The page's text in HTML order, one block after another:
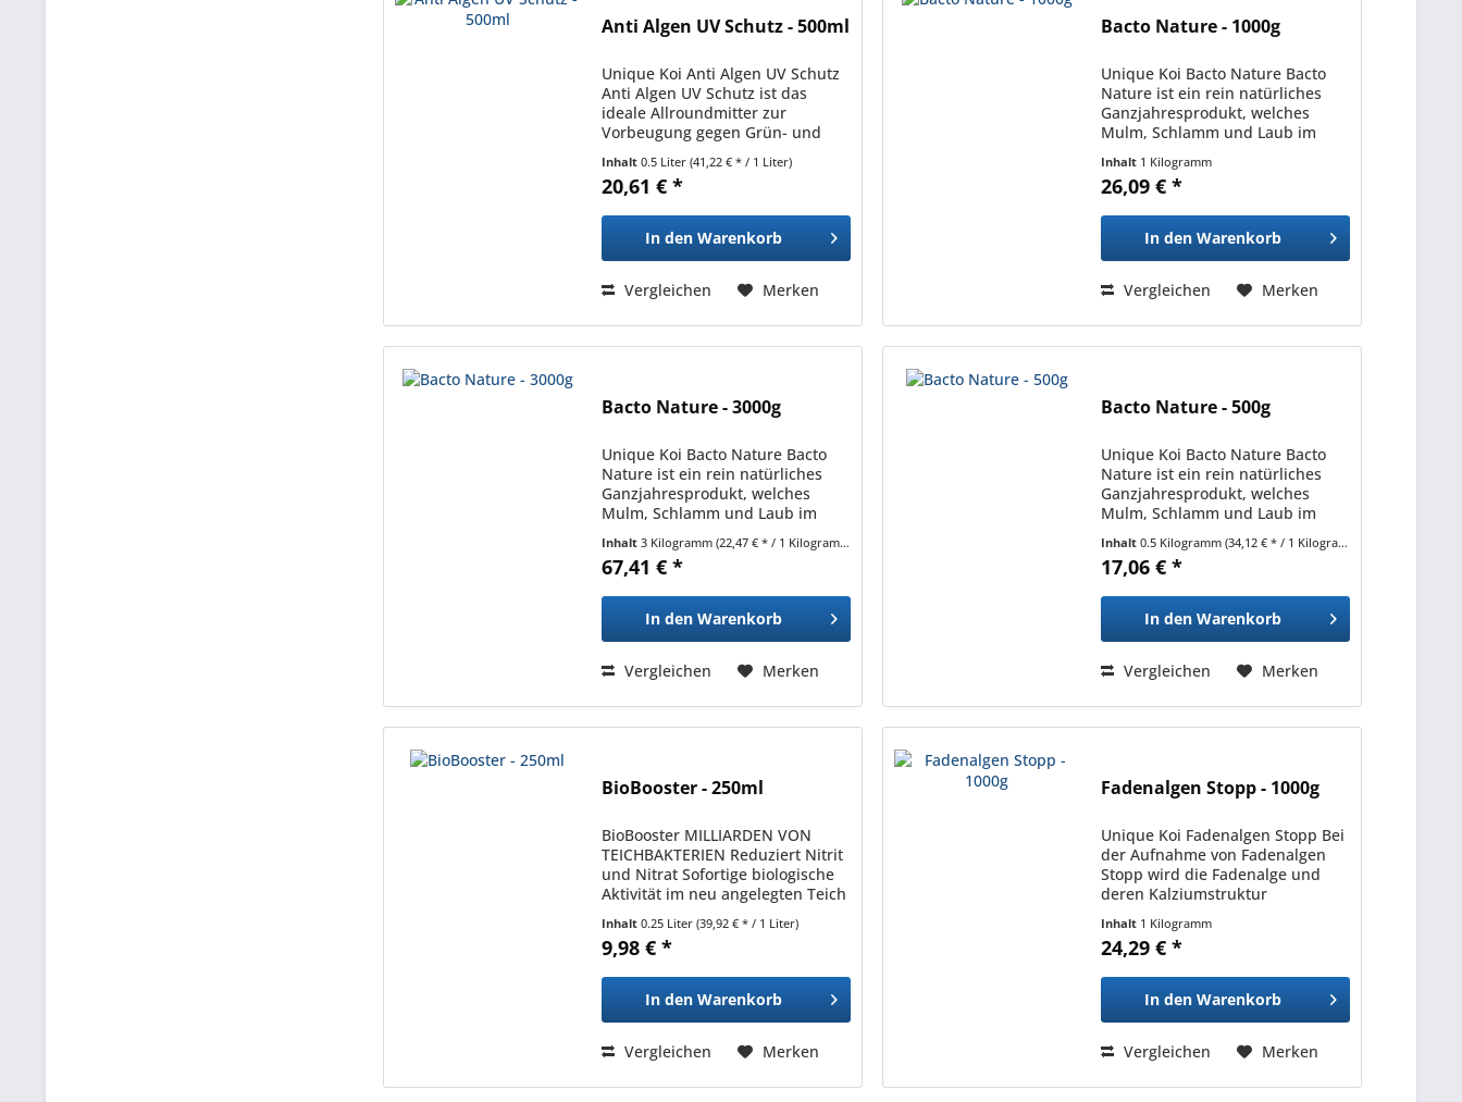
Anti Algen UV Schutz - 500ml
Unique Koi Anti Algen UV Schutz
Anti Algen UV Schutz ist das
ideale Allroundmitter zur
Vorbeugung gegen Grün- und
wird durch die Filterung des
Lichteinfalls mit Hilfe spezieller
Inhalt0.5 Liter(41,22 € * / 1 Liter)
20,61 € *
In den Warenkorb
Vergleichen Merken
Bacto Nature - 1000g
Unique Koi Bacto Nature Bacto
Nature ist ein rein natürliches
Ganzjahresprodukt, welches
Mulm, Schlamm und Laub im
abbaut. Enthaltene
trübungsbindende Pflegestoffe
sorgen im Sommer...
Inhalt 1 Kilogramm
26,09 € *
In den Warenkorb
Vergleichen Merken
Bacto Nature - 3000g
Unique Koi Bacto Nature Bacto
Nature ist ein rein natürliches
Ganzjahresprodukt, welches
Mulm, Schlamm und Laub im
Frühjahr und Herbst schnell
abbaut. Enthaltene
trübungsbindende Pflegestoffe
und Sauerstoffkomponenten
sorgen im Sommer...
Inhalt3 Kilogramm(22,47 € * / 1 Kilogramm)
67,41 € *
In den Warenkorb
Vergleichen Merken
Bacto Nature - 500g
Unique Koi Bacto Nature Bacto
Nature ist ein rein natürliches
Ganzjahresprodukt, welches
Mulm, Schlamm und Laub im
Frühjahr und Herbst schnell
abbaut. Enthaltene
trübungsbindende Pflegestoffe
und Sauerstoffkomponenten
sorgen im Sommer...
Inhalt0.5 Kilogramm(34,12 € * / 1 Kilogramm)
17,06 € *
In den Warenkorb
Vergleichen Merken
BioBooster - 250ml
BioBooster MILLIARDEN VON
TEICHBAKTERIEN Reduziert Nitrit
und Nitrat Sofortige biologische
Aktivität im neu angelegten Teich
Unterstützt stark belastete
Filtersysteme Rein biologisch
BioBooster enthält
hochspezialisierte...
Inhalt0.25 Liter(39,92 € * / 1 Liter)
9,98 € *
In den Warenkorb
Vergleichen Merken
Fadenalgen Stopp - 1000g
Unique Koi Fadenalgen Stopp Bei
der Aufnahme von Fadenalgen
Stopp wird die Fadenalge und
deren Kalziumstruktur
(verantwortlich f. d. Abgabe der
Sporen) zerstört. Werden keine
Algensporen mehr abgegeben,
wird die Algenvermehrung...
Inhalt 1 Kilogramm
24,29 € *
In den Warenkorb
Vergleichen Merken